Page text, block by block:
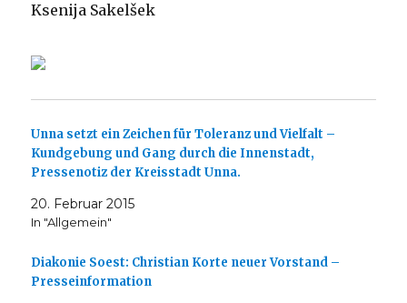
Ksenija Sakelšek
Unna setzt ein Zeichen für Toleranz und Vielfalt –
Kundgebung und Gang durch die Innenstadt,
Pressenotiz der Kreisstadt Unna.
20. Februar 2015
In "Allgemein"
Diakonie Soest: Christian Korte neuer Vorstand –
Presseinformation